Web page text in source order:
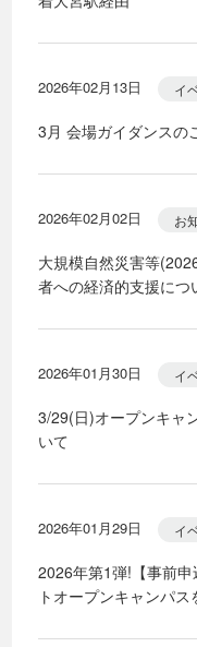
2026年02月13日 イ
3月 会場ガイダンスの
2026年02月02日 お
大規模自然災害等
者への経済的支援につ
2026年01月30日 イ
3/29(日)オープンキャ
いて
2026年01月29日 イ
2026年第1弾!【事前
トオープンキャンパ